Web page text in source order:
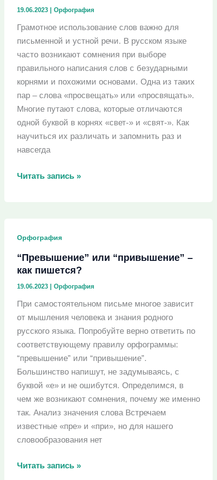
19.06.2023 Орфография
Грамотное использование слов важно для
письменной и устной речи. В русском языке
часто возникают сомнения при выборе
правильного написания слов с безударными
корнями и похожими основами. Одна из таких
пар – слова «просвещать» или «просвящать».
Многие путают слова, которые отличаются
одной буквой в корнях «свет-» и «свят-». Как
научиться их различать и запомнить раз и
навсегда
«Просвещать»
пишется?
Читать запись »
Орфография
“Превышение” или “привышение” –
как пишется?
19.06.2023 Орфография
При самостоятельном письме многое зависит
от мышления человека и знания родного
русского языка. Попробуйте верно ответить по
соответствующему правилу орфограммы:
“превышение” или “привышение”.
Большинство напишут, не задумываясь, с
буквой «е» и не ошибутся. Определимся, в
чем же возникают сомнения, почему же именно
так. Анализ значения слова Встречаем
известные «пре» и «при», но для нашего
словообразования нет
“Превышение”
Читать запись »